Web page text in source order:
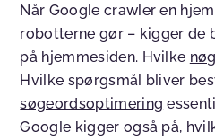
Når Google crawler en
robotterne gør – kigger de
på hjemmesiden. Hvilke
Hvilke spørgsmål bliver
søgeordsoptimering
Google kigger også på,